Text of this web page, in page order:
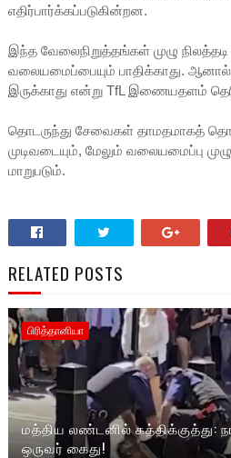
எதிர்பார்க்கப்படுகின்றன.
இந்த வேலைநிறுத்தங்கள் முழு
வலையமைப்பையும் பாதிக்காது.
இருக்காது என்று TfL இணையதளம்
தொடருந்து சேவைகள் தாமதமாகத்
முடிவடையும், மேலும் வலையமைப்பு
மாறுபடும்.
RELATED POSTS
பிரித்தானியா
மத்திய லண்டனில் கத்திக்குத்து:
ஒருவர் கைது!